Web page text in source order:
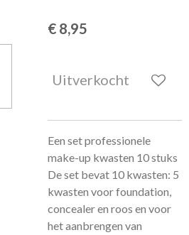
€ 8,95
Uitverkocht
Een set professionele
make-up kwasten 10 stuks
De set bevat 10 kwasten: 5
kwasten voor foundation,
concealer en roos en voor
het aanbrengen van